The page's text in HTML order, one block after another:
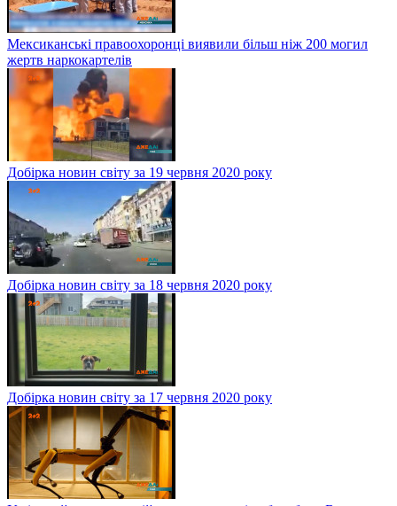
Мексиканські правоохоронці виявили більш ніж 200 могил
жертв наркокартелів
Добірка новин світу за 19 червня 2020 року
Добірка новин світу за 18 червня 2020 року
Добірка новин світу за 17 червня 2020 року